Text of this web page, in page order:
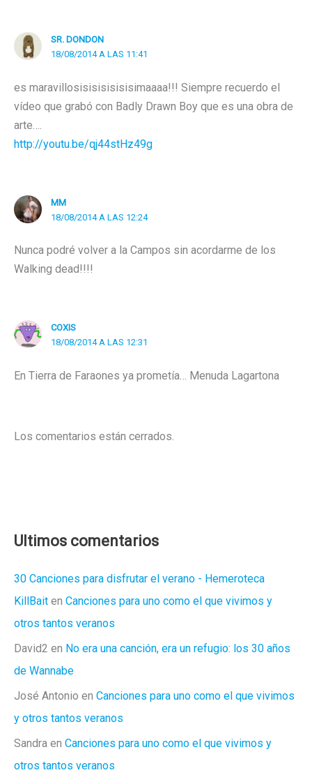
SR. DONDON
18/08/2014 A LAS 11:41
es maravillosisisisisisisimaaaa!!! Siempre recuerdo el
vídeo que grabó con Badly Drawn Boy que es una obra de
arte….
http://youtu.be/qj44stHz49g
MM
18/08/2014 A LAS 12:24
Nunca podré volver a la Campos sin acordarme de los
Walking dead!!!!
COXIS
18/08/2014 A LAS 12:31
En Tierra de Faraones ya prometía… Menuda Lagartona
Los comentarios están cerrados.
Ultimos comentarios
30 Canciones para disfrutar el verano - Hemeroteca
KillBait en Canciones para uno como el que vivimos y
otros tantos veranos
David2 en No era una canción, era un refugio: los 30 años
de Wannabe
José Antonio en Canciones para uno como el que vivimos
y otros tantos veranos
Sandra en Canciones para uno como el que vivimos y
otros tantos veranos